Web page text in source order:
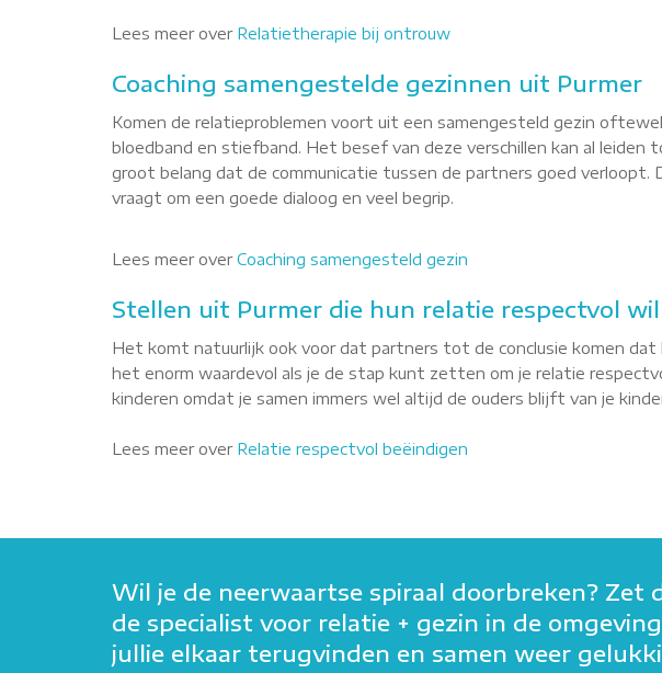
Lees meer over Relatietherapie bij ontrouw
Coaching samengestelde gezinnen uit Purmer
Komen de relatieproblemen voort uit een samengesteld gezin
bloedband en stiefband. Het besef van deze verschillen kan al
groot belang dat de communicatie tussen de partners goed verloopt.
vraagt om een goede dialoog en veel begrip.
Lees meer overCoaching samengesteld gezin
Stellen uit Purmer die hun relatie respectvol
Het komt natuurlijk ook voor dat partners tot de conclusie komen
het enorm waardevol als je de stap kunt zetten om je relatie
kinderen omdat je samen immers wel altijd de ouders blijft van je
Lees meer over Relatie respectvol beëindigen
Wil je de neerwaartse spiraal doorbreken? Zet
de specialist voor relatie + gezin in de
jullie elkaar terugvinden en samen weer